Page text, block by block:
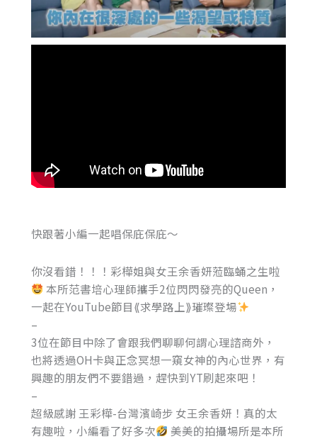
快跟著小編一起唱保庇保庇～
你沒看錯！！！彩樺姐與女王余香妍蒞臨蛹之生啦
本所范書培心理師攜手2位閃閃發亮的Queen，
一起在YouTube節目⟪求學路上⟫璀璨登場
–
3位在節目中除了會跟我們聊聊何謂心理諮商外，
也將透過OH卡與正念冥想一窺女神的內心世界，有
興趣的朋友們不要錯過，趕快到YT刷起來吧！
–
超級感謝 王彩樺-台灣濱崎步 女王余香妍！真的太
有趣啦，小編看了好多次
美美的拍攝場所是本所